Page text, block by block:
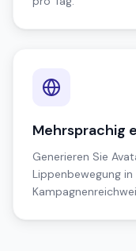
Mehrsprachig
Generieren Sie
Lippenbewegung